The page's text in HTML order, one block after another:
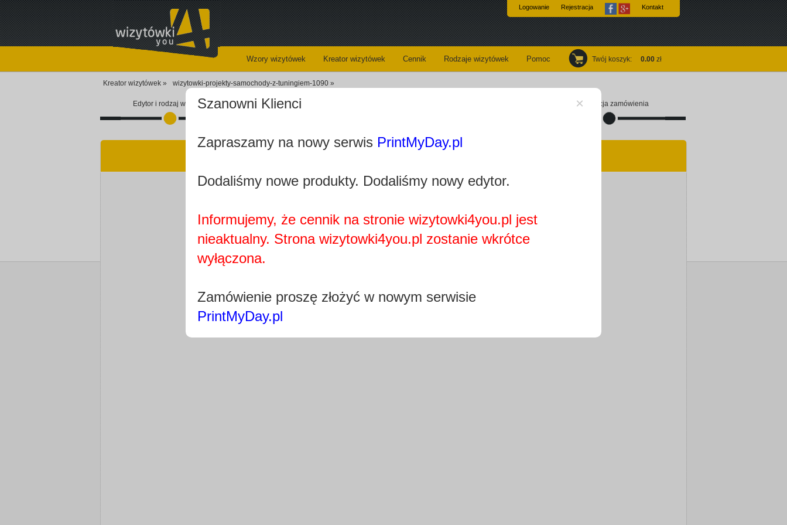
Wzory wizytówek Kreator wizytówek Cennik Rodzaje wizytówek Pomoc
Logowanie Rejestracja Kontakt
Twój koszyk: 0.00 zł
Kreator wizytówek » wizytowki-projekty-samochody-z-tuningiem-1090 »
Edytor i rodzaj wizytówki Finalizacja zamówienia
Najprawdopobodniej nie posiadasz zainstalowanej wtyczki
×
Szanowni Klienci
Zapraszamy na nowy serwis PrintMyDay.pl
Dodaliśmy nowe produkty. Dodaliśmy nowy edytor.
Informujemy, że cennik na stronie wizytowki4you.pl jest
nieaktualny. Strona wizytowki4you.pl zostanie wkrótce
wyłączona.
Zamówienie proszę złożyć w nowym serwisie
PrintMyDay.pl